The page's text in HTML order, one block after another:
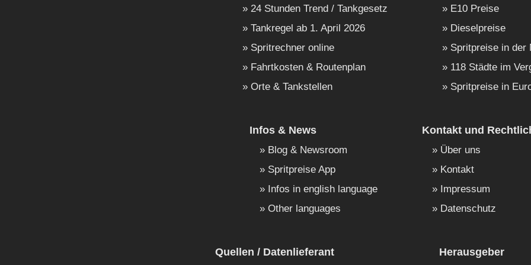
24 Stunden Trend / Tankgesetz
Tankregel ab 1. April 2026
Spritrechner online
Fahrtkosten & Routenplan
Orte & Tankstellen
E10 Preise
Dieselpreise
Spritpreise in der
118 Städte im
Spritpreise in
Infos & News
Blog & Newsroom
Spritpreise App
Infos in english language
Other languages
Kontakt und
Über uns
Kontakt
Impressum
Datenschutz
Quellen / Datenlieferant Herausgeber